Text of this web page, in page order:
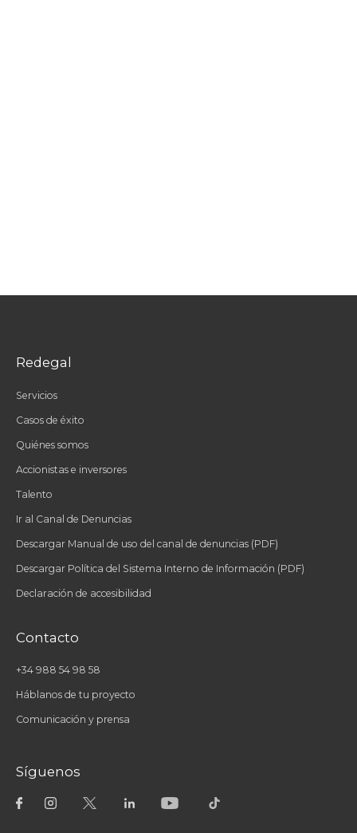
Redegal
Servicios
Casos de éxito
Quiénes somos
Accionistas e inversores
Talento
Ir al Canal de Denuncias
Descargar Manual de uso del canal de denuncias (PDF)
Descargar Política del Sistema Interno de Información (PDF)
Declaración de accesibilidad
Contacto
+34 988 54 98 58
Háblanos de tu proyecto
Comunicación y prensa
Síguenos